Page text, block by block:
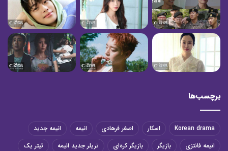
برچسب‌ها
Korean drama اسکار اصغر فرهادی انیمه
انیمه جدید
انیمه فانتزی
بازیگر بازیگر کره‌ای تریلر جدید انیمه
تیتر یک